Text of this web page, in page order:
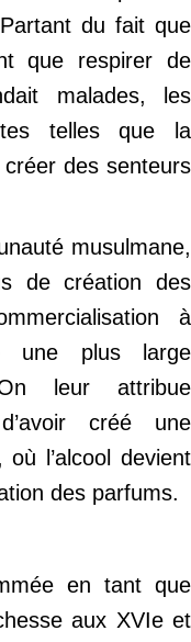
du fait que
que respirer de
malades, les
telles que la
des senteurs
musulmane,
de création des
à
une plus large
leur attribue
créé une
où l’alcool devient
des parfums.
en tant que
aux XVIe et